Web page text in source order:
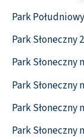
Park
Park Słoneczny
Park Słoneczny
Park Słoneczny
Park Słoneczny
Park Słoneczny